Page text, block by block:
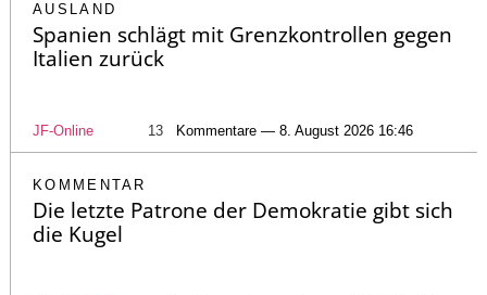
AUSLAND
Spanien schlägt mit Grenzkontrollen gegen
Italien zurück
JF-Online 13 Kommentare — 8. August 2026 16:46
KOMMENTAR
Die letzte Patrone der Demokratie gibt sich
die Kugel